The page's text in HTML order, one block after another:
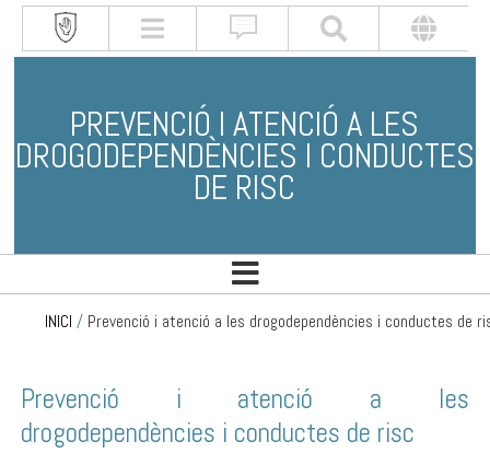
PREVENCIÓ I ATENCIÓ A LES
DROGODEPENDÈNCIES I CONDUCTES
DE RISC
INICI / Prevenció i atenció a les drogodependències i conductes de
Prevenció i atenció a les
drogodependències i conductes de risc